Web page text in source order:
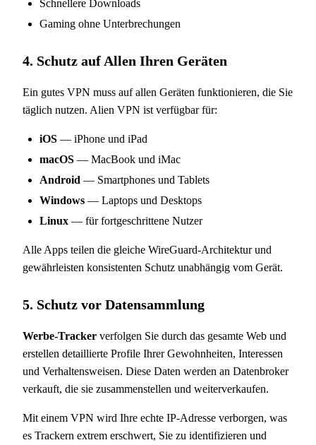
Schnellere Downloads
Gaming ohne Unterbrechungen
4. Schutz auf Allen Ihren Geräten
Ein gutes VPN muss auf allen Geräten funktionieren, die Sie
täglich nutzen. Alien VPN ist verfügbar für:
iOS — iPhone und iPad
macOS — MacBook und iMac
Android — Smartphones und Tablets
Windows — Laptops und Desktops
Linux — für fortgeschrittene Nutzer
Alle Apps teilen die gleiche WireGuard-Architektur und
gewährleisten konsistenten Schutz unabhängig vom Gerät.
5. Schutz vor Datensammlung
Werbe-Tracker verfolgen Sie durch das gesamte Web und
erstellen detaillierte Profile Ihrer Gewohnheiten, Interessen
und Verhaltensweisen. Diese Daten werden an Datenbroker
verkauft, die sie zusammenstellen und weiterverkaufen.
Mit einem VPN wird Ihre echte IP-Adresse verborgen, was
es Trackern extrem erschwert, Sie zu identifizieren und